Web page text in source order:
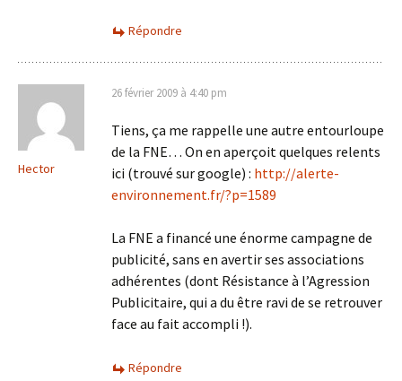
Répondre
Hector
26 février 2009 à 4:40 pm
Tiens, ça me rappelle une autre entourloupe
de la FNE… On en aperçoit quelques relents
ici (trouvé sur google) : http://alerte-
environnement.fr/?p=1589
La FNE a financé une énorme campagne de
publicité, sans en avertir ses associations
adhérentes (dont Résistance à l’Agression
Publicitaire, qui a du être ravi de se retrouver
face au fait accompli !).
Répondre